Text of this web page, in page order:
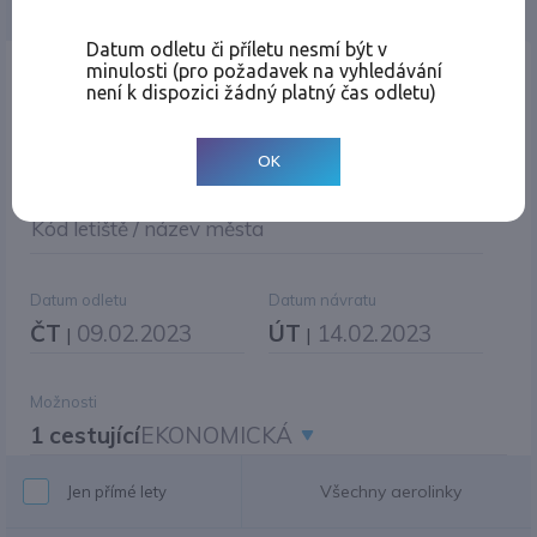
Místo odletu
Kód letiště / název města
Datum odletu
ČT | 09.02.2023
Datum návratu
ÚT | 14.02.2023
Možnosti
1 cestujícíEKONOMICKÁ
Jen přímé lety Všechny aerolinky
Datum odletu či příletu nesmí být v
minulosti (pro požadavek na vyhledávání
není k dispozici žádný platný čas odletu)
OK